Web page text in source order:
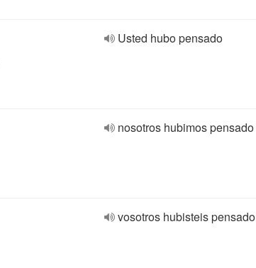
Usted hubo pensado
nosotros hubimos pensado
vosotros hubisteis pensado